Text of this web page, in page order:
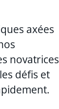
axées
novatrices
défis et